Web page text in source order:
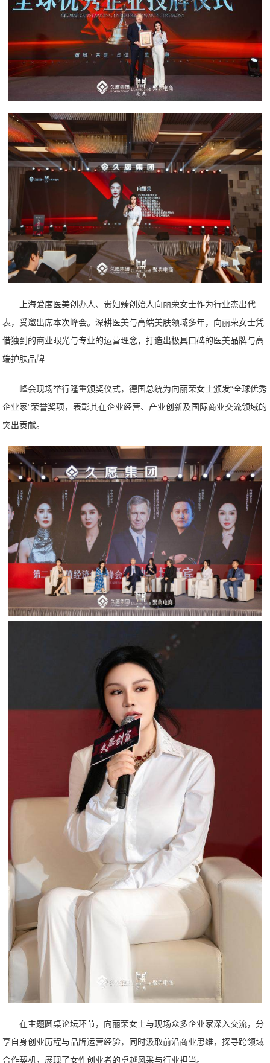
上海爱度医美创办人、贵妇臻创始人向丽荣女士作为行业杰出代
表，受邀出席本次峰会。深耕医美与高端美肤领域多年，向丽荣女士凭
借独到的商业眼光与专业的运营理念，打造出极具口碑的医美品牌与高
端护肤品牌
峰会现场举行隆重颁奖仪式，德国总统为向丽荣女士颁发“全球优秀
企业家”荣誉奖项，表彰其在企业经营、产业创新及国际商业交流领域的
突出贡献。
在主题圆桌论坛环节，向丽荣女士与现场众多企业家深入交流，分
享自身创业历程与品牌运营经验，同时汲取前沿商业思维，探寻跨领域
合作契机，展现了女性创业者的卓越风采与行业担当。